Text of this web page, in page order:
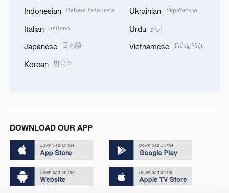
Indonesian Bahasa Indonesia
Italian Italiano
Japanese 日本語
Korean 한국어
Ukrainian Українська
Urdu اردو
Vietnamese Tiếng Việt
DOWNLOAD OUR APP